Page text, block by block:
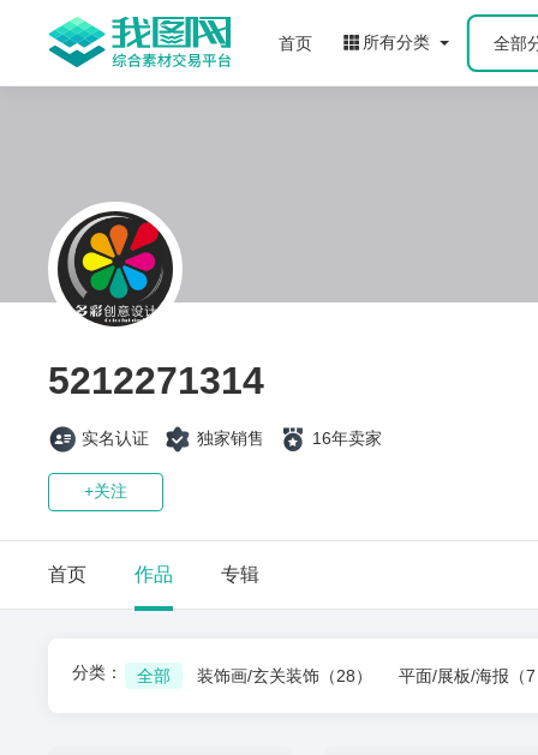
首页 所有分类 全部
5212271314
实名认证 独家销售 16年卖家
+关注
首页 作品 专辑
分类： 全部 装饰画/玄关装饰 （28） 平面/展板/海报 （